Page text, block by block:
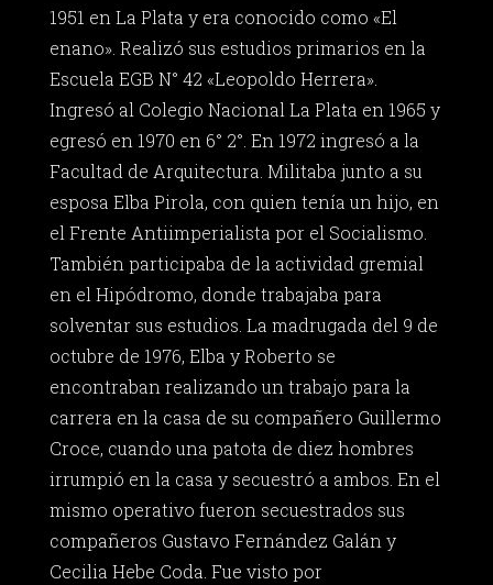
1951 en La Plata y era conocido como «El
enano». Realizó sus estudios primarios en la
Escuela EGB N° 42 «Leopoldo Herrera».
Ingresó al Colegio Nacional La Plata en 1965 y
egresó en 1970 en 6° 2°. En 1972 ingresó a la
Facultad de Arquitectura. Militaba junto a su
esposa Elba Pirola, con quien tenía un hijo, en
el Frente Antiimperialista por el Socialismo.
También participaba de la actividad gremial
en el Hipódromo, donde trabajaba para
solventar sus estudios. La madrugada del 9 de
octubre de 1976, Elba y Roberto se
encontraban realizando un trabajo para la
carrera en la casa de su compañero Guillermo
Croce, cuando una patota de diez hombres
irrumpió en la casa y secuestró a ambos. En el
mismo operativo fueron secuestrados sus
compañeros Gustavo Fernández Galán y
Cecilia Hebe Coda. Fue visto por